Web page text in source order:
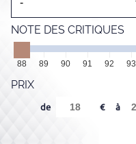
NOTE DES CRITIQUES
88 89 90 91 92 93
PRIX
de à